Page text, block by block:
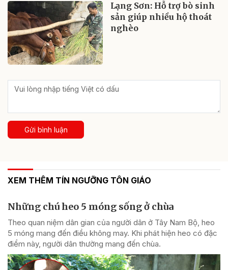
Lạng Sơn: Hỗ trợ bò sinh
sản giúp nhiều hộ thoát
nghèo
Gửi bình luận
XEM THÊM TÍN NGƯỠNG TÔN GIÁO
Những chú heo 5 móng sống ở chùa
Theo quan niệm dân gian của người dân ở Tây Nam Bộ, heo
5 móng mang đến điều không may. Khi phát hiện heo có đặc
điểm này, người dân thường mang đến chùa.